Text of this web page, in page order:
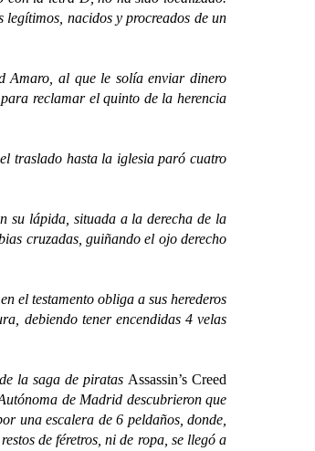
nacidos y procreados de un
al que le solía enviar dinero
reclamar el quinto de la herencia
traslado hasta la iglesia paró cuatro
lápida, situada a la derecha de la
cruzadas, guiñando el ojo derecho
testamento obliga a sus herederos
debiendo tener encendidas 4 velas
la saga de piratas Assassin’s Creed
de Madrid descubrieron que
una escalera de 6 peldaños, donde,
de féretros, ni de ropa, se llegó a